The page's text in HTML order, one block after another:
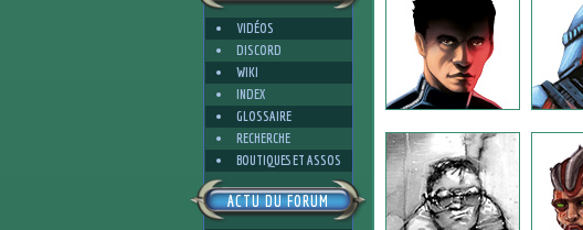
VIDÉOS
DISCORD
WIKI
INDEX
GLOSSAIRE
RECHERCHE
BOUTIQUES ET ASSOS
ACTU DU FORUM